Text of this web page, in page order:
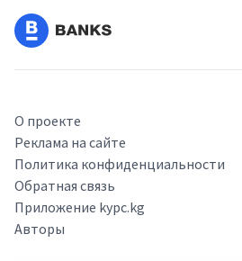
О проекте
Реклама на сайте
Политика конфиденциальности
Обратная связь
Приложение kypc.kg
Авторы